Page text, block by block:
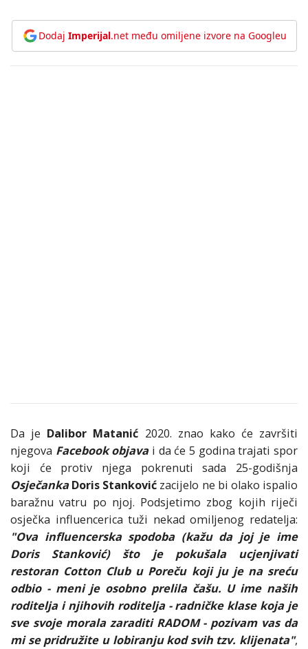
Dodaj Imperijal.net među omiljene izvore na Googleu
Da je Dalibor Matanić 2020. znao kako će završiti
njegova Facebook objava i da će 5 godina trajati spor
koji će protiv njega pokrenuti sada 25-godišnja
Osječanka Doris Stanković zacijelo ne bi olako ispalio
baražnu vatru po njoj. Podsjetimo zbog kojih riječi
osječka influencerica tuži nekad omiljenog redatelja:
"Ova influencerska spodoba (kažu da joj je ime
Doris Stanković) što je pokušala ucjenjivati
restoran Cotton Club u Poreču koji ju je na sreću
odbio - meni je osobno prelila čašu. U ime naših
roditelja i njihovih roditelja - radničke klase koja je
sve svoje morala zaraditi RADOM - pozivam vas da
mi se pridružite u lobiranju kod svih tzv. klijenata",